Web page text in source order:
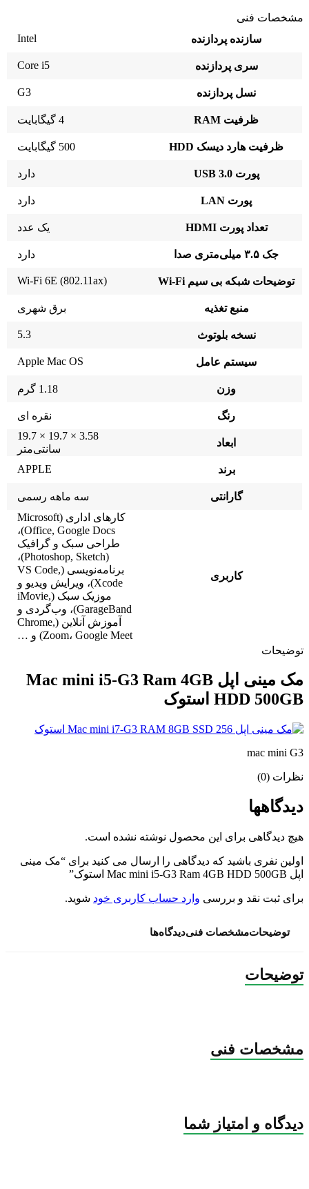
مشخصات فنی
سازنده پردازنده
Intel
سری پردازنده Core i5
نسل پردازنده G3
ظرفیت RAM 4 گیگابایت
ظرفیت هارد دیسک HDD 500 گیگابایت
پورت USB 3.0 دارد
پورت LAN دارد
تعداد پورت HDMI یک عدد
جک ۳.۵ میلی‌متری صدا دارد
توضیحات شبکه بی سیم Wi-Fi Wi-Fi 6E (802.11ax)
منبع تغذیه برق شهری
نسخه بلوتوث 5.3
سیستم عامل Apple Mac OS
وزن 1.18 گرم
رنگ نقره ای
ابعاد
3.58 × 19.7 × 19.7
سانتی‌متر
برند
APPLE
گارانتی سه ماهه رسمی
کاربری
کارهای اداری (Microsoft
Office, Google Docs)،
طراحی سبک و گرافیک
(Photoshop, Sketch)،
برنامه‌نویسی (VS Code,
Xcode)، ویرایش ویدیو و
موزیک سبک (iMovie,
GarageBand)، وب‌گردی و
آموزش آنلاین (Chrome,
Zoom، Google Meet) و …
توضیحات
مک مینی اپل Mac mini i5-G3 Ram 4GB
HDD 500GB استوک
mac mini G3
نظرات (0)
دیدگاهها
هیچ دیدگاهی برای این محصول نوشته نشده است.
اولین نفری باشید که دیدگاهی را ارسال می کنید برای “مک مینی
اپل Mac mini i5-G3 Ram 4GB HDD 500GB استوک”
برای ثبت نقد و بررسی وارد حساب کاربری خود شوید.
توضیحاتمشخصات فنیدیدگاه‌ها
توضیحات
مشخصات فنی
دیدگاه و امتیاز شما